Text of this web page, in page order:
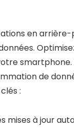
en
smartphone.
de
:
mises à jour